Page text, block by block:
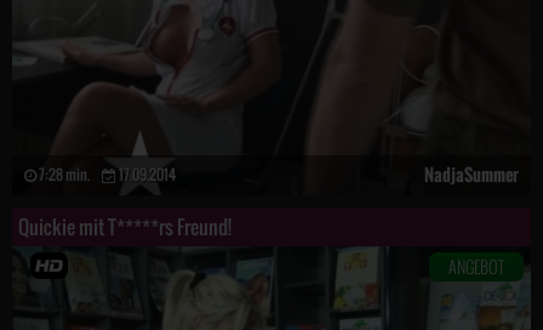
7:28 min. 17.09.2014 NadjaSummer
Quickie mit T*****rs Freund!
ANGEBOT